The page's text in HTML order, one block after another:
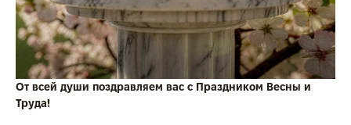
От всей души поздравляем вас с Праздником Весны и
Труда!